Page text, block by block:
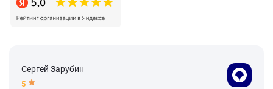
Сергей Зарубин
5